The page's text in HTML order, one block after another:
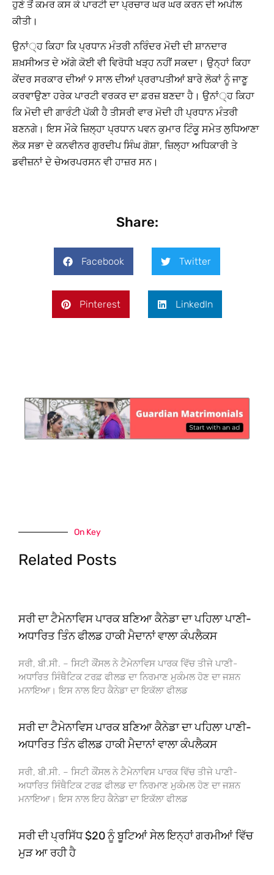
ਹੁਣੇ ਤੋਂ ਕਮਰ ਕਸ ਕੇ ਪਾਰਟੀ ਦਾ ਪ੍ਰਚਾਰ ਘਰ ਘਰ ਕਰਨ ਦੀ ਅਪੀਲ
ਕੀਤੀ।
ਉਨਾਂ੍ਹ ਕਿਹਾ ਕਿ ਪ੍ਰਧਾਨ ਮੰਤਰੀ ਨਰਿੰਦਰ ਮੋਦੀ ਦੀ ਸ਼ਾਨਦਾਰ
ਸ਼ਖ਼ਸੀਅਤ ਦੇ ਅੱਗੇ ਕੋਈ ਵੀ ਵਿਰੋਧੀ ਖੜ੍ਹ ਨਹੀਂ ਸਕਦਾ। ਉਨ੍ਹਾਂ ਕਿਹਾ
ਕੇਂਦਰ ਸਰਕਾਰ ਦੀਆਂ 9 ਸਾਲ ਦੀਆਂ ਪ੍ਰਰਾਪਤੀਆਂ ਬਾਰੇ ਲੋਕਾਂ ਨੂੰ ਜਾਣੂ
ਕਰਵਾਉਣਾ ਹਰੇਕ ਪਾਰਟੀ ਵਰਕਰ ਦਾ ਫ਼ਰਜ਼ ਬਣਦਾ ਹੈ। ਉਨਾਂ੍ਹ ਕਿਹਾ
ਕਿ ਮੋਦੀ ਦੀ ਗਾਰੰਟੀ ਪੱਕੀ ਹੈ ਤੀਸਰੀ ਵਾਰ ਮੋਦੀ ਹੀ ਪ੍ਰਧਾਨ ਮੰਤਰੀ
ਬਣਨਗੇ। ਇਸ ਮੌਕੇ ਜ਼ਿਲ੍ਹਾ ਪ੍ਰਧਾਨ ਪਵਨ ਕੁਮਾਰ ਟਿੰਕੂ ਸਮੇਤ ਲੁਧਿਆਣਾ
ਲੋਕ ਸਭਾ ਦੇ ਕਨਵੀਨਰ ਗੁਰਦੀਪ ਸਿੰਘ ਗੋਸ਼ਾ, ਜ਼ਿਲ੍ਹਾ ਅਧਿਕਾਰੀ ਤੇ
ਡਵੀਜ਼ਨਾਂ ਦੇ ਚੇਅਰਪਰਸਨ ਵੀ ਹਾਜ਼ਰ ਸਨ।
Share:
Facebook Twitter
Pinterest LinkedIn
On Key
Related Posts
ਸਰੀ ਦਾ ਟੈਮੇਨਾਵਿਸ ਪਾਰਕ ਬਣਿਆ ਕੈਨੇਡਾ ਦਾ ਪਹਿਲਾ ਪਾਣੀ-
ਅਧਾਰਿਤ ਤਿੰਨ ਫੀਲਡ ਹਾਕੀ ਮੈਦਾਨਾਂ ਵਾਲਾ ਕੰਪਲੈਕਸ
ਸਰੀ, ਬੀ.ਸੀ. – ਸਿਟੀ ਕੌਂਸਲ ਨੇ ਟੈਮੇਨਾਵਿਸ ਪਾਰਕ ਵਿੱਚ ਤੀਜੇ ਪਾਣੀ-
ਅਧਾਰਿਤ ਸਿੰਥੈਟਿਕ ਟਰਫ਼ ਫੀਲਡ ਦਾ ਨਿਰਮਾਣ ਮੁਕੰਮਲ ਹੋਣ ਦਾ ਜਸ਼ਨ
ਮਨਾਇਆ। ਇਸ ਨਾਲ ਇਹ ਕੈਨੇਡਾ ਦਾ ਇਕੱਲਾ ਫੀਲਡ
ਸਰੀ ਦਾ ਟੈਮੇਨਾਵਿਸ ਪਾਰਕ ਬਣਿਆ ਕੈਨੇਡਾ ਦਾ ਪਹਿਲਾ ਪਾਣੀ-
ਅਧਾਰਿਤ ਤਿੰਨ ਫੀਲਡ ਹਾਕੀ ਮੈਦਾਨਾਂ ਵਾਲਾ ਕੰਪਲੈਕਸ
ਸਰੀ, ਬੀ.ਸੀ. – ਸਿਟੀ ਕੌਂਸਲ ਨੇ ਟੈਮੇਨਾਵਿਸ ਪਾਰਕ ਵਿੱਚ ਤੀਜੇ ਪਾਣੀ-
ਅਧਾਰਿਤ ਸਿੰਥੈਟਿਕ ਟਰਫ਼ ਫੀਲਡ ਦਾ ਨਿਰਮਾਣ ਮੁਕੰਮਲ ਹੋਣ ਦਾ ਜਸ਼ਨ
ਮਨਾਇਆ। ਇਸ ਨਾਲ ਇਹ ਕੈਨੇਡਾ ਦਾ ਇਕੱਲਾ ਫੀਲਡ
ਸਰੀ ਦੀ ਪ੍ਰਸਿੱਧ $20 ਨੂੰ ਬੂਟਿਆਂ ਸੇਲ ਇਨ੍ਹਾਂ ਗਰਮੀਆਂ ਵਿੱਚ
ਮੁੜ ਆ ਰਹੀ ਹੈ